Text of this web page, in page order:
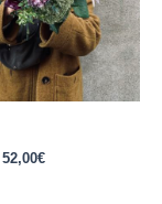
52,00€